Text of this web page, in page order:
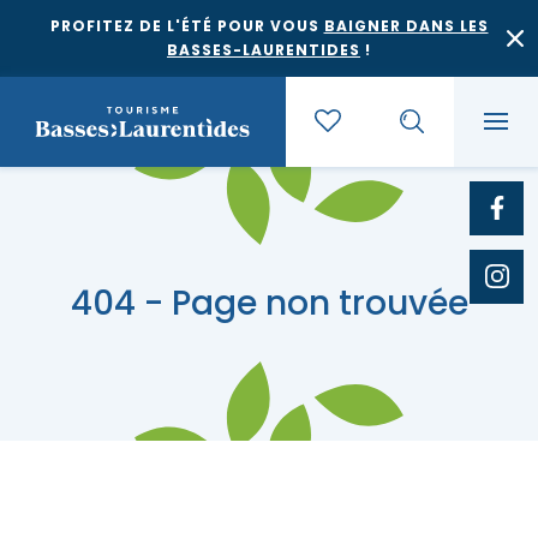
PROFITEZ DE L'ÉTÉ POUR VOUS BAIGNER DANS LES
BASSES-LAURENTIDES !
Agrotourisme et saveurs régionales
Festivals et événements
Où dormir
Bases de plein air
404 - Page non trouvée